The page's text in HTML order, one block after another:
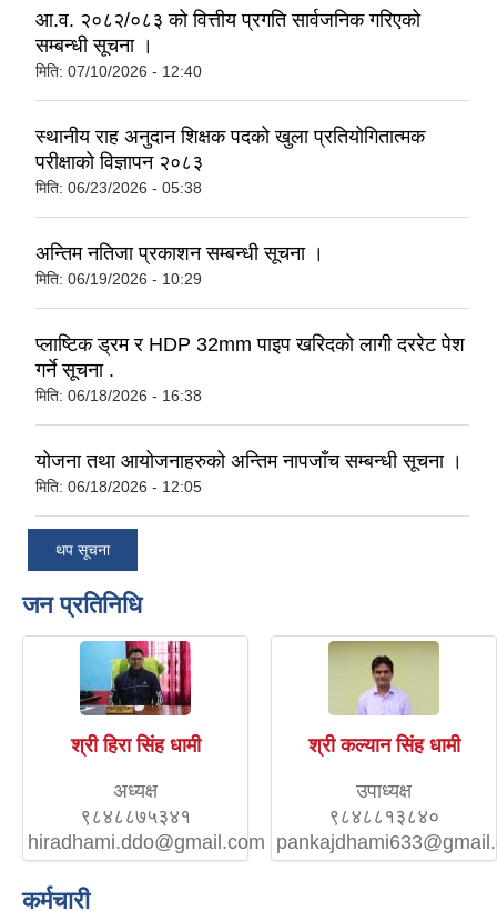
आ.व. २०८२/०८३ को वित्तीय प्रगति सार्वजनिक गरिएको
सम्बन्धी सूचना ।
मिति: 07/10/2026 - 12:40
स्थानीय राह अनुदान शिक्षक पदको खुला प्रतियोगितात्मक
परीक्षाको विज्ञापन २०८३
मिति: 06/23/2026 - 05:38
अन्तिम नतिजा प्रकाशन सम्बन्धी सूचना ।
मिति: 06/19/2026 - 10:29
प्लाष्टिक ड्रम र HDP 32mm पाइप खरिदको लागी दररेट पेश
गर्ने सूचना .
मिति: 06/18/2026 - 16:38
योजना तथा आयोजनाहरुको अन्तिम नापजाँच सम्बन्धी सूचना ।
मिति: 06/18/2026 - 12:05
थप सूचना
जन प्रतिनिधि
श्री हिरा सिंह धामी
अध्यक्ष
९८४८८७५३४१
hiradhami.ddo@gmail.com
श्री कल्यान सिंह धामी
उपाध्यक्ष
९८४८८१३८४०
कर्मचारी